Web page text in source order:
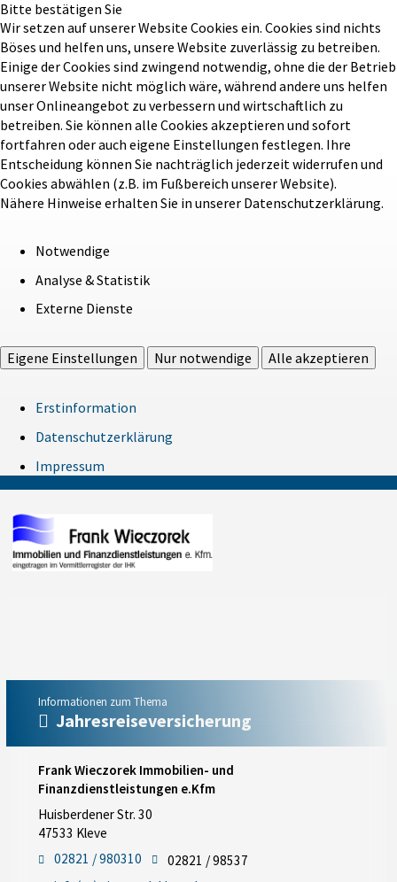
Bitte bestätigen Sie
Wir setzen auf unserer Website Cookies ein. Cookies sind nichts
Böses und helfen uns, unsere Website zuverlässig zu betreiben.
Einige der Cookies sind zwingend notwendig, ohne die der Betrieb
unserer Website nicht möglich wäre, während andere uns helfen
unser Onlineangebot zu verbessern und wirtschaftlich zu
betreiben. Sie können alle Cookies akzeptieren und sofort
fortfahren oder auch eigene Einstellungen festlegen. Ihre
Entscheidung können Sie nachträglich jederzeit widerrufen und
Cookies abwählen (z.B. im Fußbereich unserer Website).
Nähere Hinweise erhalten Sie in unserer Datenschutzerklärung.
Notwendige
Analyse & Statistik
Externe Dienste
Eigene Einstellungen Nur notwendige Alle akzeptieren
Erstinformation
Datenschutzerklärung
Impressum
Informationen zum Thema
Jahresreiseversicherung
Frank Wieczorek Immobilien- und
Finanzdienstleistungen e.Kfm
Huisberdener Str. 30
47533 Kleve
02821 / 980310
02821 / 98537